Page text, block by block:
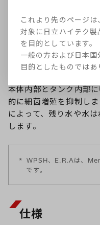
*2
CLRW：Clinical
査用試薬水）
トリプルUVで細菌
本体内部とタンク内部
的に細菌増殖を抑制し
によって、残り水や水
します。
*
WPSH、E.R.Aは、
です。
仕様
これより先のページ
対象に日立ハイテク
を目的としています。
一般の方および日本
目的としたものではあ